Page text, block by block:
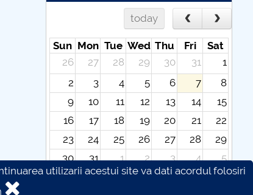
today
Sun Mon Tue Wed Thu Fri
Sat
26
27 28 29 30 31
1
2
3 4 5 6 7
8
9
10 11 12 13 14
15
16
17 18 19 20 21
22
23
24 25 26 27 28
29
30
31 1 2 3 4
5
utilizarii acestui site va dati acordul folosiri